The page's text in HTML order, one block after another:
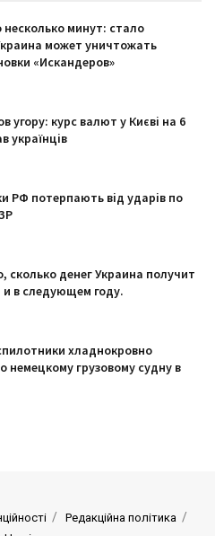
несколько минут: стало
может уничтожать
«Искандеров»
угору: курс валют у Києві на 6
українців
РФ потерпають від ударів по
сколько денег Украина получит
в следующем году.
хладнокровно
немецкому грузовому судну в
Редакційна політика